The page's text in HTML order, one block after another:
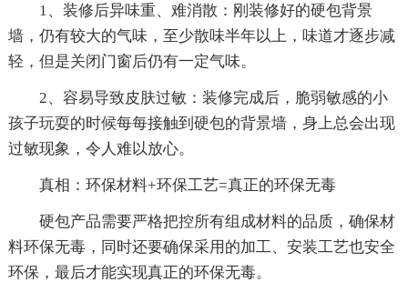
1、装修后异味重、难消散：刚装修好的硬包背景
墙，仍有较大的气味，至少散味半年以上，味道才逐步减
轻，但是关闭门窗后仍有一定气味。
2、容易导致皮肤过敏：装修完成后，脆弱敏感的小
孩子玩耍的时候每每接触到硬包的背景墙，身上总会出现
过敏现象，令人难以放心。
真相：环保材料+环保工艺=真正的环保无毒
硬包产品需要严格把控所有组成材料的品质，确保材
料环保无毒，同时还要确保采用的加工、安装工艺也安全
环保，最后才能实现真正的环保无毒。